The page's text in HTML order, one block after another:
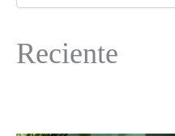
Reciente